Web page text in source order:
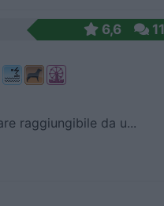
6,6 11
raggiungibile da u...